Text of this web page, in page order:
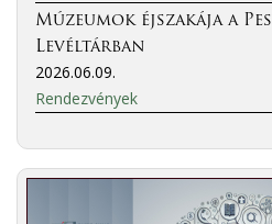
Múzeumok éjszakája a
Levéltárban
2026.06.09.
Rendezvények